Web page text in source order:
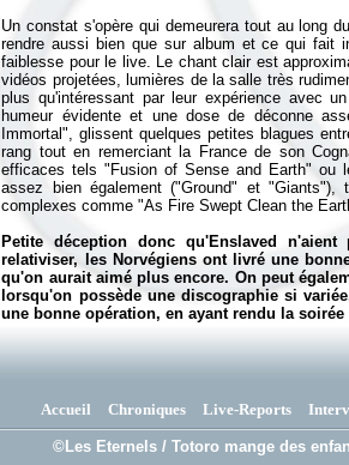
Un constat s'opère qui demeurera tout au long
rendre aussi bien que sur album et ce qui fait
faiblesse pour le live. Le chant clair est
vidéos projetées, lumières de la salle très
plus qu'intéressant par leur expérience avec
humeur évidente et une dose de déconne
Immortal", glissent quelques petites blagues
rang tout en remerciant la France de son
efficaces tels "Fusion of Sense and Earth" ou
assez bien également ("Ground" et
complexes comme "As Fire Swept Clean the
Petite déception donc qu'Enslaved
relativiser, les Norvégiens ont livré une
qu'on aurait aimé plus encore. On peut
lorsqu'on possède une discographie si
une bonne opération, en ayant rendu la
Accueil Chroniques Live-Reports
©Les Eternels / Totoro mange des